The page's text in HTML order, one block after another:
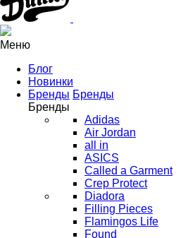
Меню
Блог
Новинки
Бренды Бренды
Бренды
Adidas
Air Jordan
all in
ASICS
Called a Garment
Crep Protect
Diadora
Filling Pieces
Flamingos Life
Found